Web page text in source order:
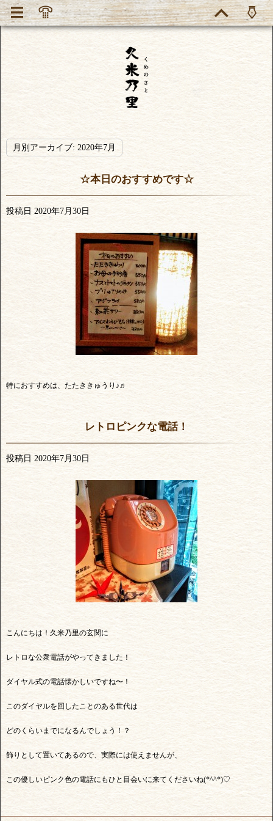
月別アーカイブ: 2020年7月
☆本日のおすすめです☆
投稿日 2020年7月30日
特におすすめは、たたききゅうり♪♬
レトロピンクな電話！
投稿日 2020年7月30日
こんにちは！久米乃里の玄関に
レトロな公衆電話がやってきました！
ダイヤル式の電話懐かしいですね〜！
このダイヤルを回したことのある世代は
どのくらいまでになるんでしょう！？
飾りとして置いてあるので、実際には使えませんが、
この優しいピンク色の電話にもひと目会いに来てくださいね(*^^*)♡